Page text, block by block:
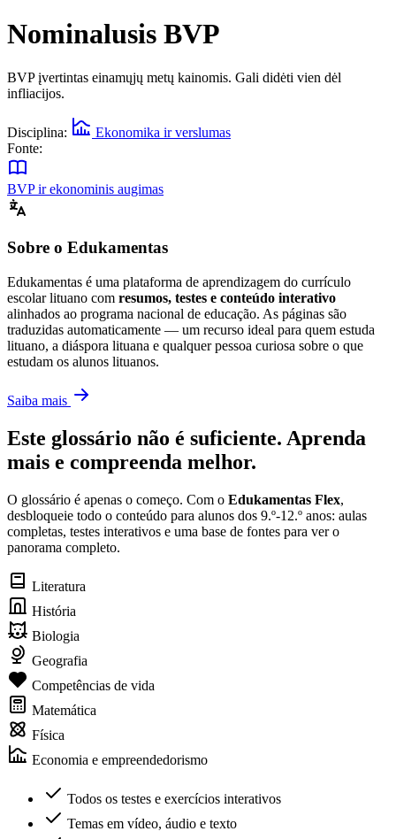
Nominalusis BVP
BVP įvertintas einamųjų metų kainomis. Gali didėti vien dėl
infliacijos.
Disciplina:
Ekonomika ir verslumas
Fonte:
BVP ir ekonominis augimas
Sobre o Edukamentas
Edukamentas é uma plataforma de aprendizagem do currículo
escolar lituano com resumos, testes e conteúdo interativo
alinhados ao programa nacional de educação. As páginas são
traduzidas automaticamente — um recurso ideal para quem estuda
lituano, a diáspora lituana e qualquer pessoa curiosa sobre o que
estudam os alunos lituanos.
Saiba mais
Este glossário não é suficiente. Aprenda
mais e compreenda melhor.
O glossário é apenas o começo. Com o Edukamentas Flex,
desbloqueie todo o conteúdo para alunos dos 9.º-12.º anos: aulas
completas, testes interativos e uma base de fontes para ver o
panorama completo.
Literatura
História
Biologia
Geografia
Competências de vida
Matemática
Física
Economia e empreendedorismo
Todos os testes e exercícios interativos
Temas em vídeo, áudio e texto